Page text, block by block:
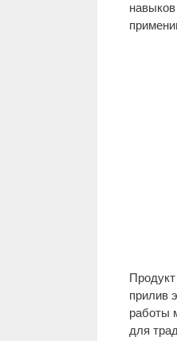
прилив
работы
для